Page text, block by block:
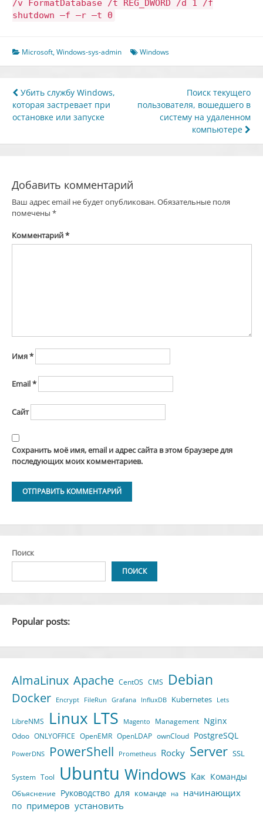
/v FormatDatabase /t REG_DWORD /d 1 /f
shutdown –f –r –t 0
Microsoft,Windows-sys-admin Windows
Навигация
по
Убить службу Windows,
которая застревает при
остановке или запуске
Поиск текущего
пользователя, вошедшего в
систему на удаленном
компьютере
Добавить комментарий
Ваш адрес email не будет опубликован.Обязательные поля
помечены *
Комментарий*
Имя*
Email*
Сайт
Сохранить моё имя, email и адрес сайта в этом браузере для
последующих моих комментариев.
Поиск
ПОИСК
Popular posts:
AlmaLinux Apache CentOS CMS Debian
Docker Encrypt FileRun Grafana InfluxDB Kubernetes Lets
LibreNMS Linux LTS Magento Management Nginx
Odoo ONLYOFFICE OpenEMR OpenLDAP ownCloud PostgreSQL
PowerDNS PowerShell Prometheus Rocky Server SSL
System Tool Ubuntu Windows Как Команды
Объяснение Руководство для команде на начинающих
по примеров установить